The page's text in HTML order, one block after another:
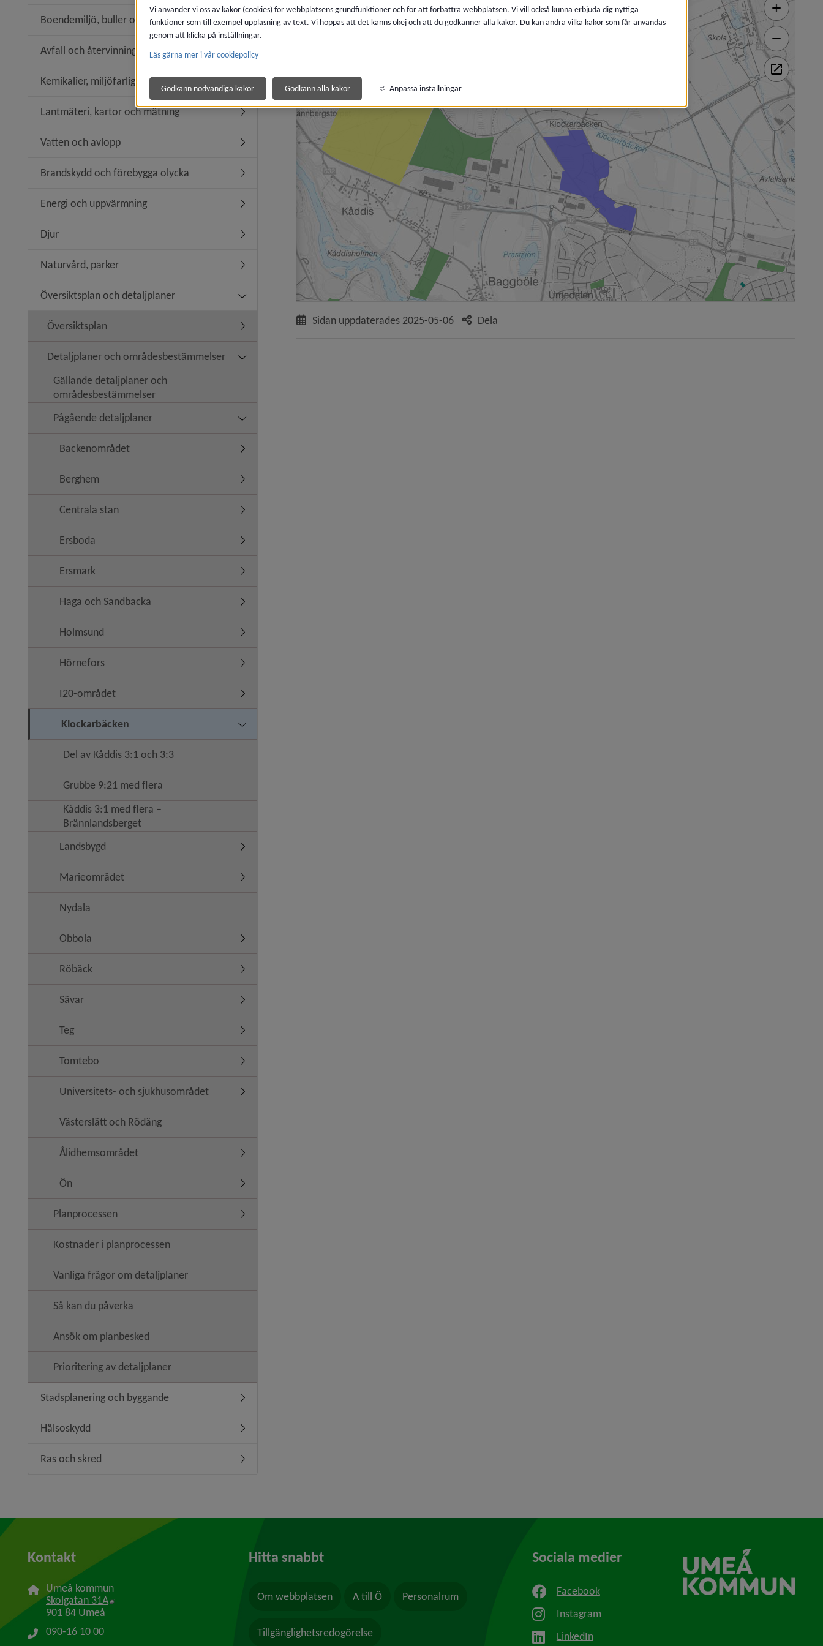
Boendemiljö, buller och luftkvalitet Undermeny för Boendemiljö, buller och luftkvalitet
Avfall och återvinning Undermeny för Avfall och återvinning
Kemikalier, miljöfarlig verksamhet Undermeny för Kemikalier, miljöfarlig verksamhet
Lantmäteri, kartor och mätning Undermeny för Lantmäteri, kartor och mätning
Vatten och avlopp Undermeny för Vatten och avlopp
Brandskydd och förebygga olycka Undermeny för Brandskydd och förebygga olycka
Energi och uppvärmning Undermeny för Energi och uppvärmning
Djur Undermeny för Djur
Naturvård, parker Undermeny för Naturvård, parker
Översiktsplan och detaljplaner Undermeny för Översiktsplan och detaljplaner
Översiktsplan Undermeny för Översiktsplan
Detaljplaner och områdesbestämmelser Undermeny för Detaljplaner och områdesbestämmelser
Gällande detaljplaner och
områdesbestämmelser
Pågående detaljplaner
Undermeny för Pågående detaljplaner
Backenområdet Undermeny för Backenområdet
Berghem Undermeny för Berghem
Centrala stan Undermeny för Centrala stan
Ersboda Undermeny för Ersboda
Ersmark Undermeny för Ersmark
Haga och Sandbacka Undermeny för Haga och Sandbacka
Holmsund Undermeny för Holmsund
Hörnefors Undermeny för Hörnefors
I20-området Undermeny för I20-området
Klockarbäcken Undermeny för Klockarbäcken
Del av Kåddis 3:1 och 3:3
Grubbe 9:21 med flera
Kåddis 3:1 med flera –
Brännlandsberget
Landsbygd
Undermeny för Landsbygd
Marieområdet Undermeny för Marieområdet
Nydala
Obbola Undermeny för Obbola
Röbäck Undermeny för Röbäck
Sävar Undermeny för Sävar
Teg Undermeny för Teg
Tomtebo Undermeny för Tomtebo
Universitets- och sjukhusområdet Undermeny för Universitets- och sjukhusområdet
Västerslätt och Rödäng
Ålidhemsområdet Undermeny för Ålidhemsområdet
Ön Undermeny för Ön
Planprocessen Undermeny för Planprocessen
Kostnader i planprocessen
Vanliga frågor om detaljplaner
Så kan du påverka
Ansök om planbesked
Prioritering av detaljplaner
Stadsplanering och byggande Undermeny för Stadsplanering och byggande
Hälsoskydd Undermeny för Hälsoskydd
Ras och skred Undermeny för Ras och skred
Sidan uppdaterades 2025-05-06 Dela
Kontakt
Umeå kommun
Skolgatan 31A Länk till annan webbplats, öppnas i nytt fönster.
901 84 Umeå
090-16 10 00
Hitta snabbt
Om webbplatsen A till Ö Personalrum
Tillgänglighetsredogörelse
Sociala medier
Facebook
Instagram
LinkedIn
Vi använder vi oss av kakor (cookies) för webbplatsens grundfunktioner och för att förbättra webbplatsen. Vi vill också kunna erbjuda dig nyttiga
funktioner som till exempel uppläsning av text. Vi hoppas att det känns okej och att du godkänner alla kakor. Du kan ändra vilka kakor som får användas
genom att klicka på inställningar.
Läs gärna mer i vår cookiepolicy
Godkänn nödvändiga kakor Godkänn alla kakor Anpassa inställningar